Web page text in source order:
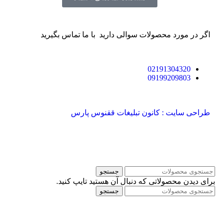
اگر در مورد محصولات سوالی دارید با ما تماس بگیرید
02191304320
09199209803
طراحی سایت : کانون تبلیغات ققنوس پارس
جستجو
برای دیدن محصولاتی که دنبال آن هستید تایپ کنید.
جستجو